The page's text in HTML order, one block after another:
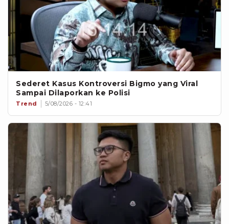
Sederet Kasus Kontroversi Bigmo yang Viral
Sampai Dilaporkan ke Polisi
Trend 5/08/2026 - 12:41